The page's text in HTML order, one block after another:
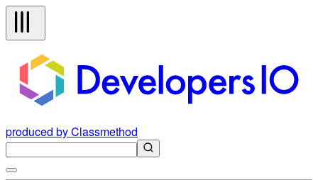
produced by Classmethod